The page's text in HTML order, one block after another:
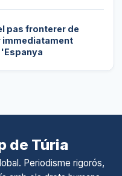
pas fronterer de
immediatament
de Túria
Periodisme rigorós,